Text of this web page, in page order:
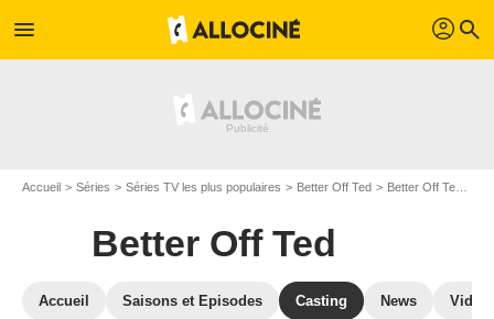
menu profil search
Accueil Séries Séries TV les plus populaires Better Off Ted Better Off Ted S02
Better Off Ted
Accueil Saisons et Episodes Casting News